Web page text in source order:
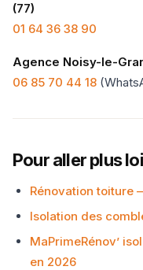
(77)
01 64 36 38 90
Agence Noisy-le-
06 85 70 44 18
Pour aller plus
Rénovation toiture
Isolation des
MaPrimeRénov’
en 2026